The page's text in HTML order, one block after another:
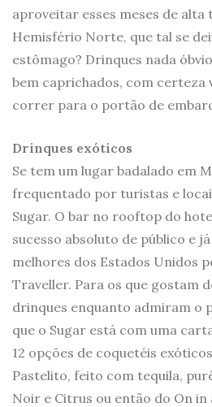
aproveitar esses meses de alta
Hemisfério Norte, que tal se
estômago? Drinques nada
bem caprichados, com certeza
correr para o portão de
Drinques exóticos
Se tem um lugar badalado em
frequentado por turistas e
Sugar. O bar no rooftop do
sucesso absoluto de público e
melhores dos Estados Unidos
Traveller. Para os que gostam
drinques enquanto admiram o
que o Sugar está com uma
12 opções de coquetéis
Pastelito, feito com tequila,
Noir e Citrus ou então do On in